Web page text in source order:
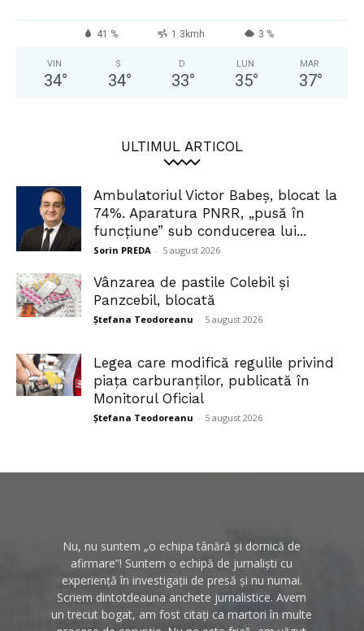
41 % 1.3kmh 3 %
VIN
34°
S
34°
D
33°
LUN
35°
MAR
37°
ULTIMUL ARTICOL
Ambulatoriul Victor Babeș, blocat la
74%. Aparatura PNRR, „pusă în
funcțiune” sub conducerea lui...
Sorin PREDA - 5 august 2026
Vânzarea de pastile Colebil și
Panzcebil, blocată
Ștefana Teodoreanu - 5 august 2026
Legea care modifică regulile privind
piața carburanților, publicată în
Monitorul Oficial
Ștefana Teodoreanu - 5 august 2026
Nu, nu suntem „o echipa tânără și dornică de
afirmare”! Suntem o echipă de jurnaliști cu
experiență în investigații de presă și nu numai.
Scriem dintotdeauna anchete jurnalistice. Avem
un trecut bogat, am fost citați ca martori în multe